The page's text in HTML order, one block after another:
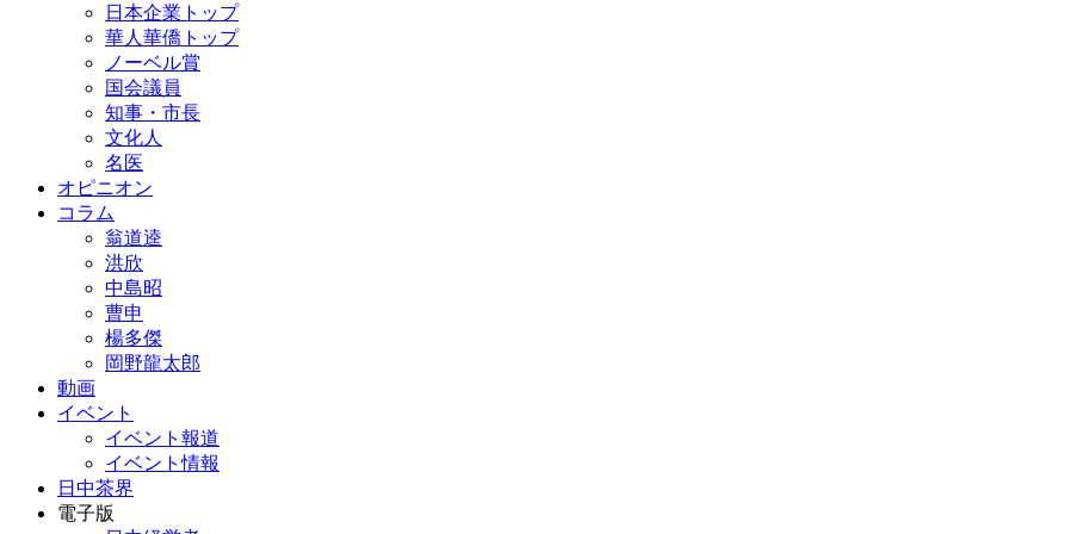
日本企業トップ
華人華僑トップ
ノーベル賞
国会議員
知事・市長
文化人
名医
オピニオン
コラム
翁道逵
洪欣
中島昭
曹申
楊多傑
岡野龍太郎
動画
イベント
イベント報道
イベント情報
日中茶界
電子版